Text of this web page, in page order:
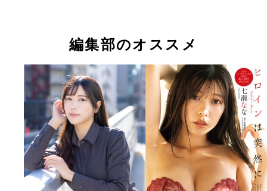
『【週プレ プラス！】アザーカット集Adventure～
Prologue～』（撮影／熊谷貫）より
『【週プレ プラス！】アザーカット集 Adventure
prologue～』 七瀬なな 撮影／熊谷貫 価格／1100円
込） 2024年末、レースクイーンとしての活動に終
うち、夢だった女優の道へと歩み出した七瀬なな
日の宮古島、透き通る海や夜のプールで撮り下ろ
ラキラの笑顔と、文化財級の超絶スタイルがたま
い。新たな世界へ羽ばたく七瀬ななの冒険が、今
る。
編集部のオススメ